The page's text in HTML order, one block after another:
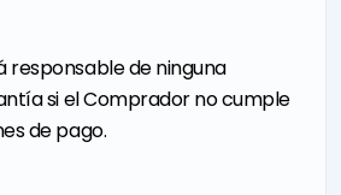
responsable de ninguna
si el Comprador no cumple
de pago.